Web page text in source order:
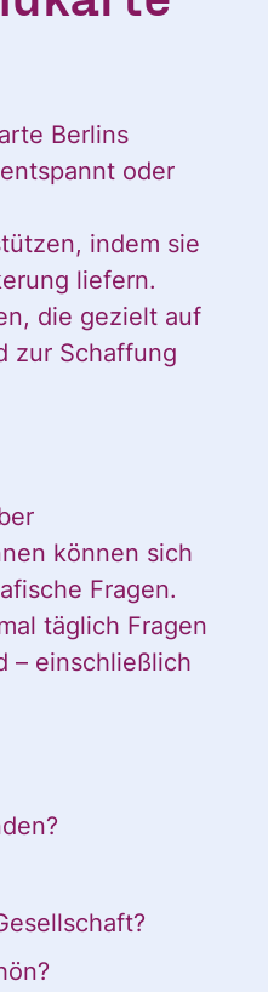
Berlins
oder
indem sie
liefern.
die gezielt auf
zur Schaffung
können sich
Fragen.
täglich Fragen
– einschließlich